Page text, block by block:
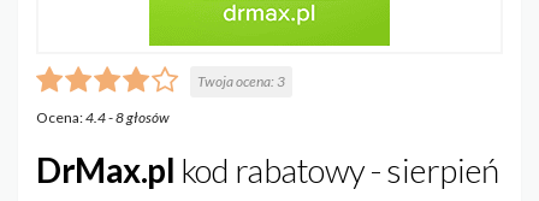
Twoja ocena:3
Ocena:4.4-8głosów
DrMax.pl kod rabatowy - sierpień